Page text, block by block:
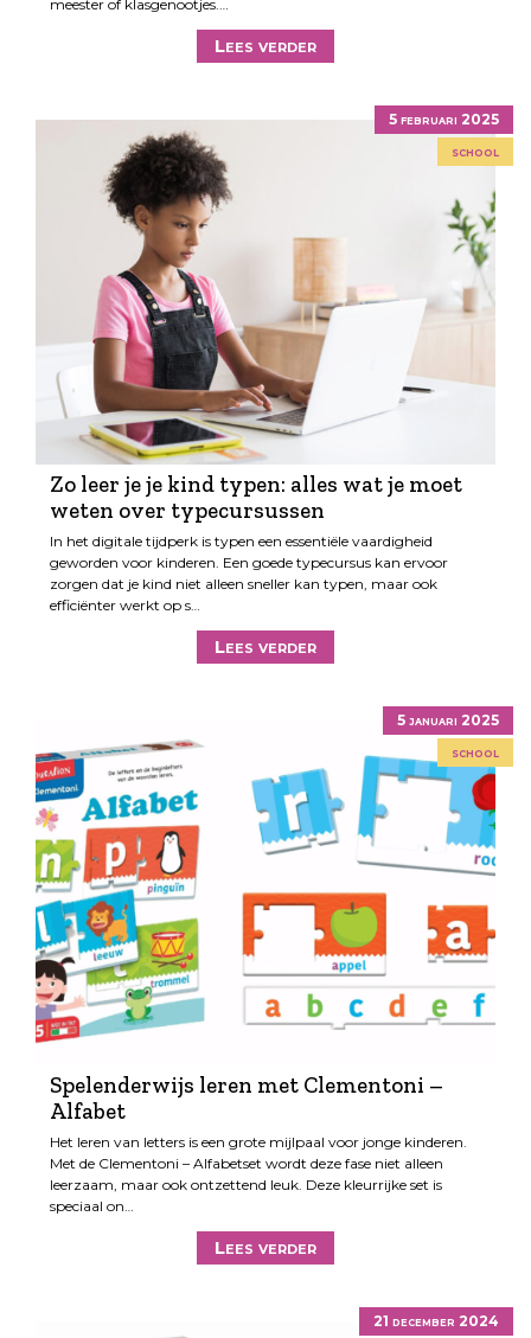
meester of klasgenootjes.…
Lees verder
5 februari 2025
school
Zo leer je je kind typen: alles wat je moet
weten over typecursussen
In het digitale tijdperk is typen een essentiële vaardigheid
geworden voor kinderen. Een goede typecursus kan ervoor
zorgen dat je kind niet alleen sneller kan typen, maar ook
efficiënter werkt op s…
Lees verder
5 januari 2025
school
Spelenderwijs leren met Clementoni –
Alfabet
Het leren van letters is een grote mijlpaal voor jonge kinderen.
Met de Clementoni – Alfabetset wordt deze fase niet alleen
leerzaam, maar ook ontzettend leuk. Deze kleurrijke set is
speciaal on…
Lees verder
21 december 2024